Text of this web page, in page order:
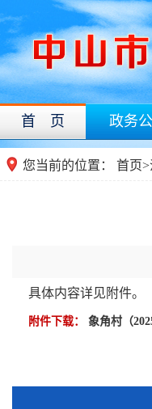
首 页 政务
您当前的位置： 首页>
具体内容详见附件。
附件下载： 象角村（